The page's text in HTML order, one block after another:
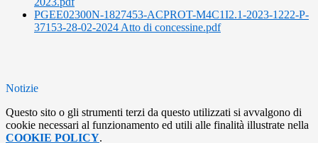
PGEE02300N-1827453-ACPROT-M4C1I2.1-2023-1222-P-
37153-28-02-2024 Atto di concessine.pdf
Notizie
Questo sito o gli strumenti terzi da questo utilizzati si avvalgono di
cookie necessari al funzionamento ed utili alle finalità illustrate nella
COOKIE POLICY.